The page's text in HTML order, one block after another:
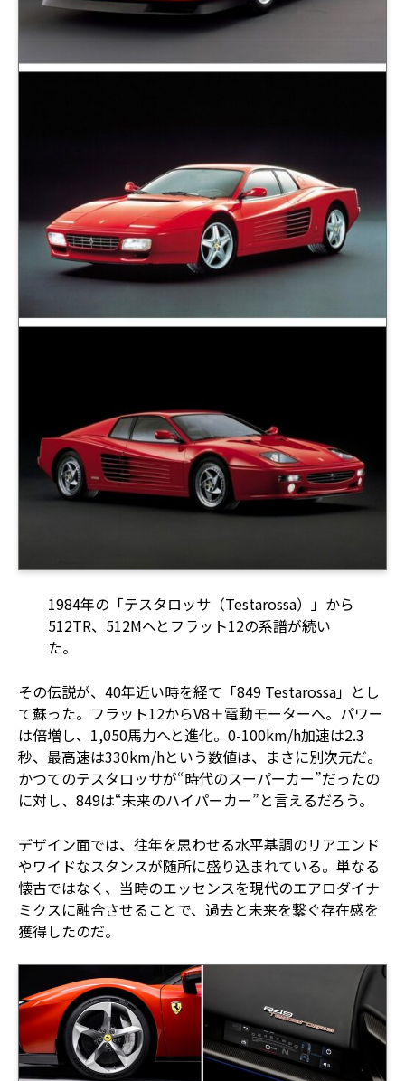
1984年の「テスタロッサ（Testarossa）」から
512TR、512Mへとフラット12の系譜が続い
た。
その伝説が、40年近い時を経て「849 Testarossa」とし
て蘇った。フラット12からV8＋電動モーターへ。パワー
は倍増し、1,050馬力へと進化。0-100km/h加速は2.3
秒、最高速は330km/hという数値は、まさに別次元だ。
かつてのテスタロッサが“時代のスーパーカー”だったの
に対し、849は“未来のハイパーカー”と言えるだろう。
デザイン面では、往年を思わせる水平基調のリアエンド
やワイドなスタンスが随所に盛り込まれている。単なる
懐古ではなく、当時のエッセンスを現代のエアロダイナ
ミクスに融合させることで、過去と未来を繋ぐ存在感を
獲得したのだ。